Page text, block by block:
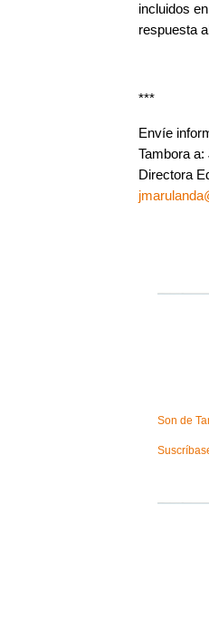
incluidos
respuesta
***
Envíe
Tambora
Directora
Son de